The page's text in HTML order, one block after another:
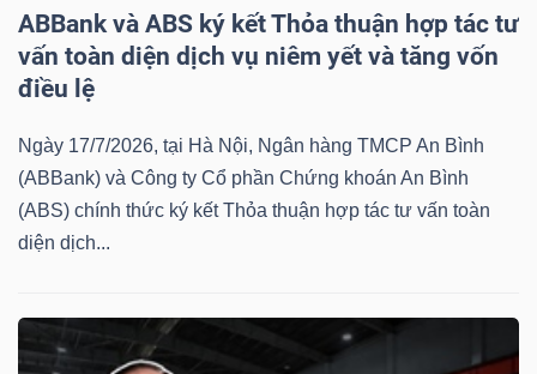
ABBank và ABS ký kết Thỏa thuận hợp tác tư
vấn toàn diện dịch vụ niêm yết và tăng vốn
điều lệ
Ngày 17/7/2026, tại Hà Nội, Ngân hàng TMCP An Bình
(ABBank) và Công ty Cổ phần Chứng khoán An Bình
(ABS) chính thức ký kết Thỏa thuận hợp tác tư vấn toàn
diện dịch...
Công
đầu
tư
Truyền
thông